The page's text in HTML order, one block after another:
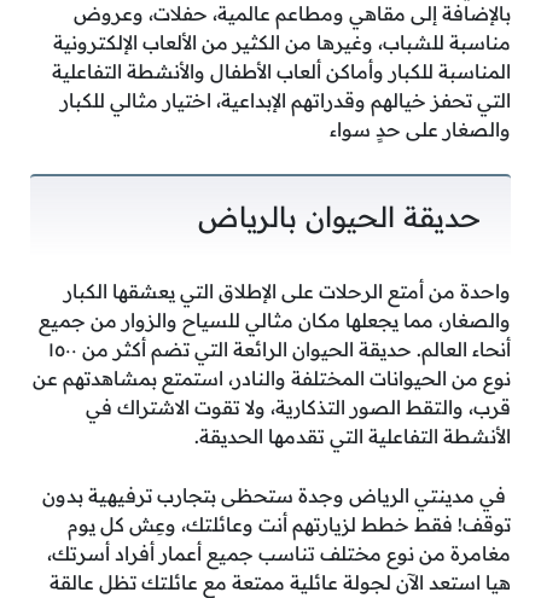
بالإضافة إلى مقاهي ومطاعم عالمية، حفلات، وعروض
مناسبة للشباب، وغيرها من الكثير من الألعاب الإلكترونية
المناسبة للكبار وأماكن ألعاب الأطفال والأنشطة التفاعلية
التي تحفز خيالهم وقدراتهم الإبداعية، اختيار مثالي للكبار
والصغار على حدٍ سواء
حديقة الحيوان بالرياض
واحدة من أمتع الرحلات على الإطلاق التي يعشقها الكبار
والصغار، مما يجعلها مكان مثالي للسياح والزوار من جميع
أنحاء العالم. حديقة الحيوان الرائعة التي تضم أكثر من ١٥٠٠
نوع من الحيوانات المختلفة والنادر، استمتع بمشاهدتهم عن
قرب، والتقط الصور التذكارية، ولا تقوت الاشتراك في
الأنشطة التفاعلية التي تقدمها الحديقة.
في مدينتي الرياض وجدة ستحظى بتجارب ترفيهية بدون
توقف! فقط خطط لزيارتهم أنت وعائلتك، وعِش كل يوم
مغامرة من نوع مختلف تناسب جميع أعمار أفراد أسرتك،
هيا استعد الآن لجولة عائلية ممتعة مع عائلتك تظل عالقة